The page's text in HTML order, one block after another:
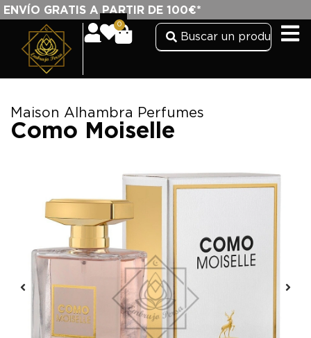
ENVÍO GRATIS A PARTIR DE 100€*
0
Maison Alhambra Perfumes
Como Moiselle